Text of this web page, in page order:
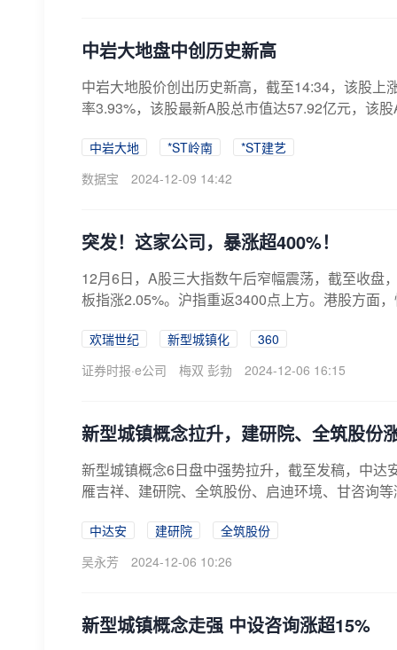
中岩大地盘中创历史新高
中岩大地股价创出历史新高，截至14:34，该股
率3.93%，该股最新A股总市值达57.92亿元，该
中岩大地 *ST岭南
*ST建艺
数据宝
2024-12-09 14:42
突发！这家公司，暴涨超400%！
12月6日，A股三大指数午后窄幅震荡，截至收盘
板指涨2.05%。沪指重返3400点上方。港股方面
欢瑞世纪 新型城镇化
360
证券时报·e公司
梅双 彭勃 2024-12-06 16:15
新型城镇概念拉升，建研院、全筑股份
新型城镇概念6日盘中强势拉升，截至发稿，中
雁吉祥、建研院、全筑股份、启迪环境、甘咨询
中达安 建研院
全筑股份
吴永芳
2024-12-06 10:26
新型城镇概念走强 中设咨询涨超15%